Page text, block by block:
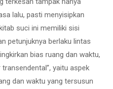
lalu, pasti menyisipkan
suci ini memiliki sisi
petunjuknya berlaku lintas
bias ruang dan waktu,
yaitu aspek
dan waktu yang tersusun